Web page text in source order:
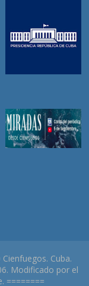
Cuba.
Modificado por el
========